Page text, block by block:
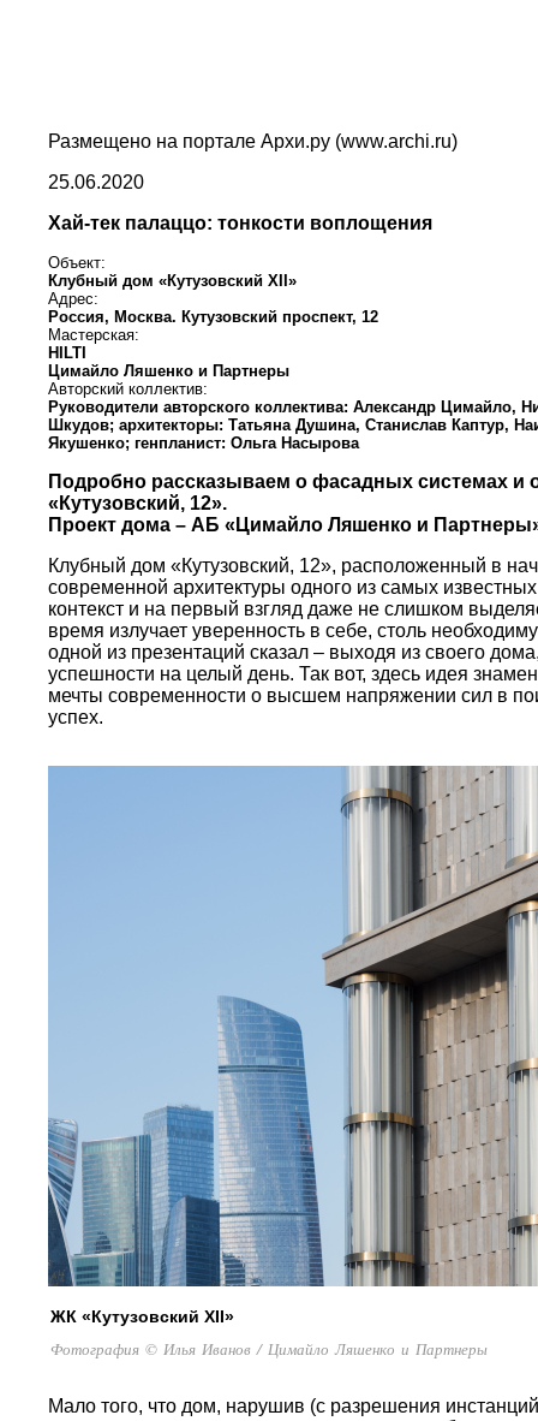
Размещено на портале Архи.ру (www.archi.ru)
25.06.2020
Хай-тек палаццо: тонкости воплощения
Объект:
Клубный дом «Кутузовский XII»
Адрес:
Россия, Москва. Кутузовский проспект, 12
Мастерская:
HILTI
Цимайло Ляшенко и Партнеры
Авторский коллектив:
Руководители авторского коллектива: Александр
Шкудов; архитекторы: Татьяна Душина, Станислав Каптур,
Якушенко; генпланист: Ольга Насырова
Подробно рассказываем о фасадных системах
«Кутузовский, 12».
Проект дома – АБ «Цимайло Ляшенко и
Клубный дом «Кутузовский, 12», расположенный в
современной архитектуры одного из самых
контекст и на первый взгляд даже не слишком
время излучает уверенность в себе, столь
одной из презентаций сказал – выходя из своего
успешности на целый день. Так вот, здесь идея
мечты современности о высшем напряжении сил в
успех.
ЖК «Кутузовский XII»
Фотография © Илья Иванов / Цимайло Ляшенко и Партнеры
Мало того, что дом, нарушив (с разрешения